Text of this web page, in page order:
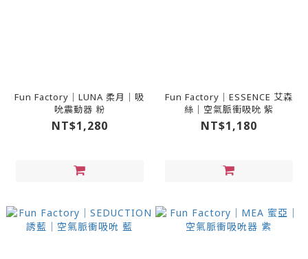
Fun Factory｜LUNA 柔月｜吸
吮震動器 粉
NT$1,280
Fun Factory｜ESSENCE 艾森
絲｜空氣脈衝吸吮 紫
NT$1,180